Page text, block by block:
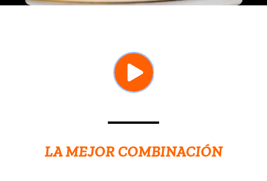
100% al Carbón
LA MEJOR COMBINACIÓN